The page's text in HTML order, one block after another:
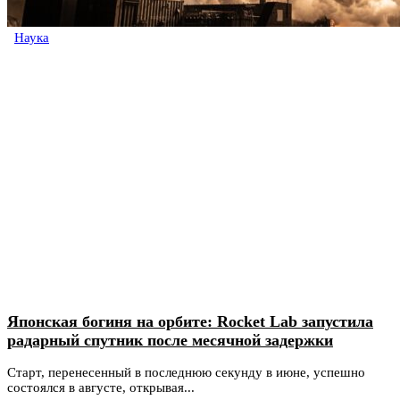
Наука
Японская богиня на орбите: Rocket Lab запустила
радарный спутник после месячной задержки
Старт, перенесенный в последнюю секунду в июне, успешно
состоялся в августе, открывая...